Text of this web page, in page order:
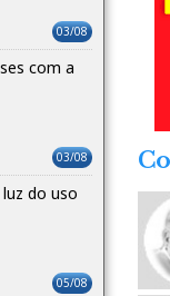
03/08
com a
03/08
do uso
05/08